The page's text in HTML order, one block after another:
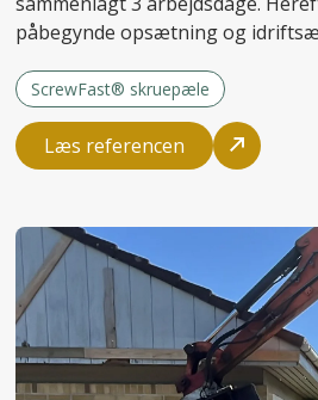
påbegynde opsætning og
ScrewFast® skruepæle
Læs referencen